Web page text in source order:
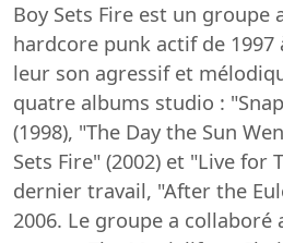
Boy Sets Fire est un groupe
hardcore punk actif de 1997
leur son agressif et
quatre albums studio :
(1998), "The Day the Sun
Sets Fire" (2002) et "Live for
dernier travail, "After the
2006. Le groupe a collaboré